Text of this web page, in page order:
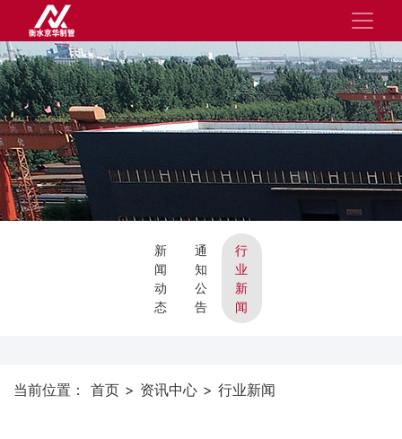
新
闻
动
态
通
知
公
告
行
业
新
闻
当前位置： 首页 > 资讯中心 > 行业新闻